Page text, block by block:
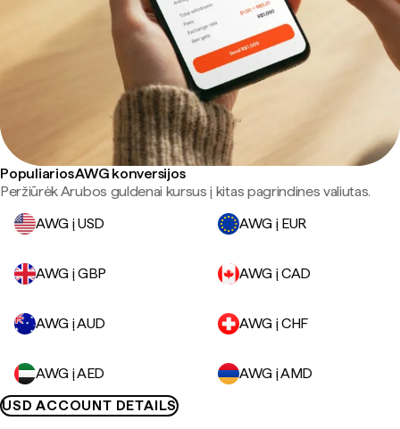
Populiarios AWG konversijos
Peržiūrėk Arubos guldenai kursus į kitas pagrindines valiutas.
AWG į USD
AWG į EUR
AWG į GBP AWG į CAD
AWG į AUD AWG į CHF
AWG į AED
AWG į AMD
USD ACCOUNT DETAILS